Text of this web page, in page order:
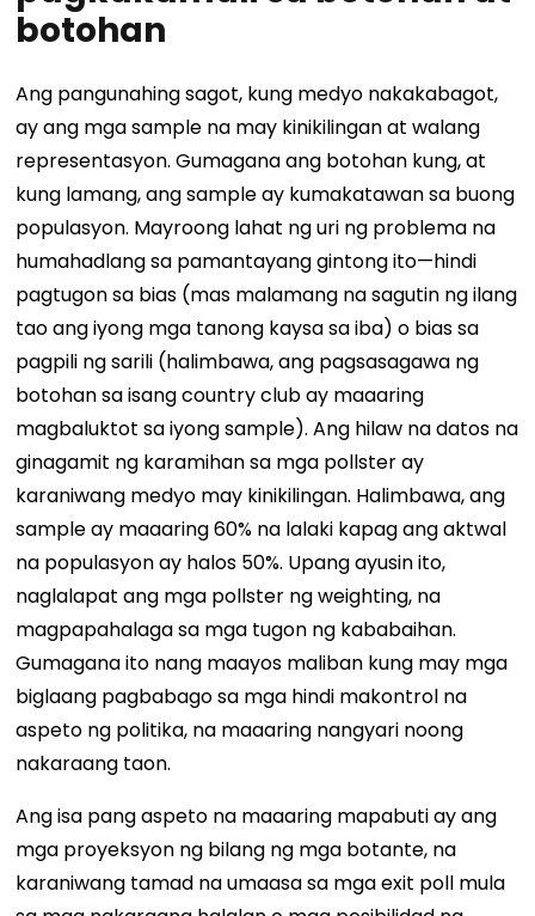
botohan
Ang pangunahing sagot, kung medyo nakakabagot,
ay ang mga sample na may kinikilingan at walang
representasyon. Gumagana ang botohan kung, at
kung lamang, ang sample ay kumakatawan sa buong
populasyon. Mayroong lahat ng uri ng problema na
humahadlang sa pamantayang gintong ito—hindi
pagtugon sa bias (mas malamang na sagutin ng ilang
tao ang iyong mga tanong kaysa sa iba) o bias sa
pagpili ng sarili (halimbawa, ang pagsasagawa ng
botohan sa isang country club ay maaaring
magbaluktot sa iyong sample). Ang hilaw na datos na
ginagamit ng karamihan sa mga pollster ay
karaniwang medyo may kinikilingan. Halimbawa, ang
sample ay maaaring 60% na lalaki kapag ang aktwal
na populasyon ay halos 50%. Upang ayusin ito,
naglalapat ang mga pollster ng weighting, na
magpapahalaga sa mga tugon ng kababaihan.
Gumagana ito nang maayos maliban kung may mga
biglaang pagbabago sa mga hindi makontrol na
aspeto ng politika, na maaaring nangyari noong
nakaraang taon.
Ang isa pang aspeto na maaaring mapabuti ay ang
mga proyeksyon ng bilang ng mga botante, na
karaniwang tamad na umaasa sa mga exit poll mula